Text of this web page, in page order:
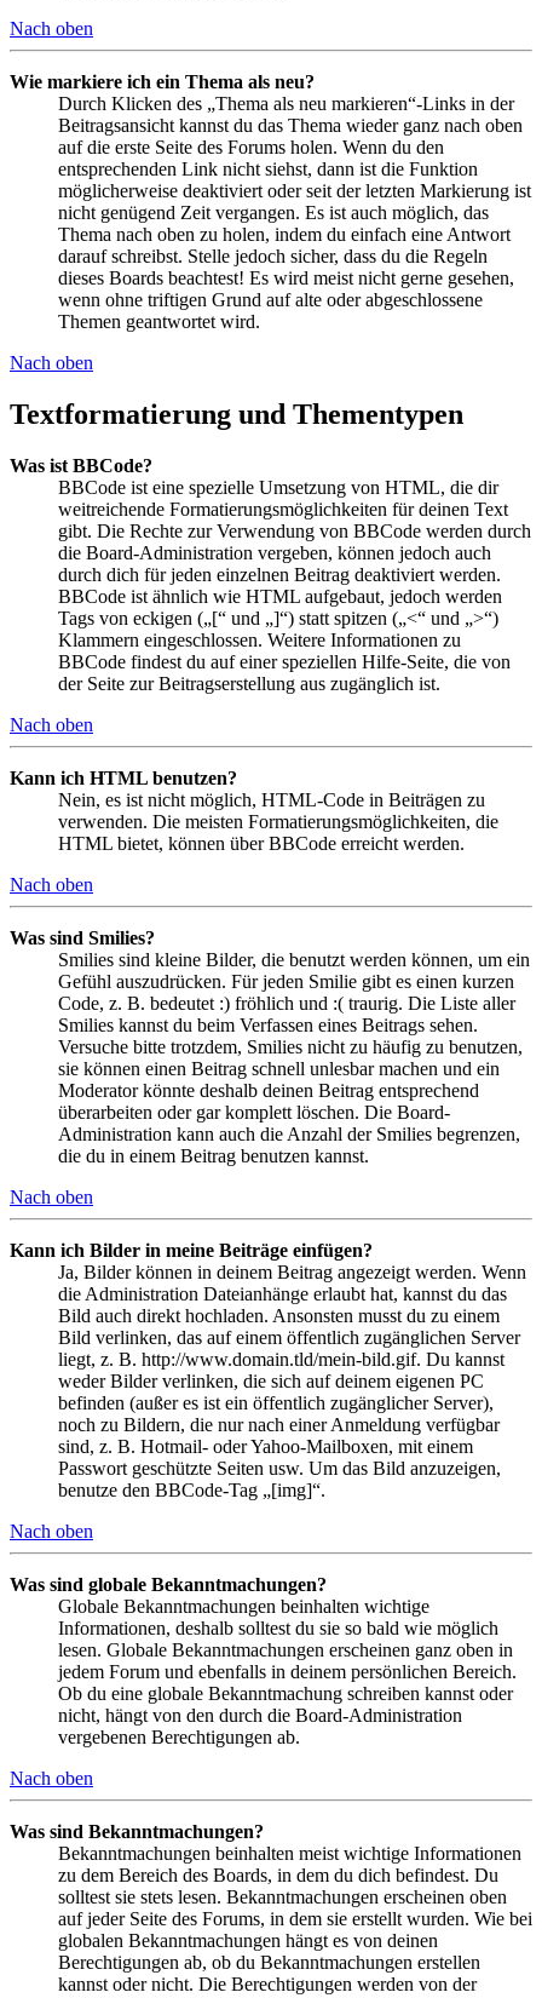
Nach oben
Wie markiere ich ein Thema als neu?
Durch Klicken des „Thema als neu markieren“-Links in der
Beitragsansicht kannst du das Thema wieder ganz nach oben
auf die erste Seite des Forums holen. Wenn du den
entsprechenden Link nicht siehst, dann ist die Funktion
möglicherweise deaktiviert oder seit der letzten Markierung ist
nicht genügend Zeit vergangen. Es ist auch möglich, das
Thema nach oben zu holen, indem du einfach eine Antwort
darauf schreibst. Stelle jedoch sicher, dass du die Regeln
dieses Boards beachtest! Es wird meist nicht gerne gesehen,
wenn ohne triftigen Grund auf alte oder abgeschlossene
Themen geantwortet wird.
Nach oben
Textformatierung und Thementypen
Was ist BBCode?
BBCode ist eine spezielle Umsetzung von HTML, die dir
weitreichende Formatierungsmöglichkeiten für deinen Text
gibt. Die Rechte zur Verwendung von BBCode werden durch
die Board-Administration vergeben, können jedoch auch
durch dich für jeden einzelnen Beitrag deaktiviert werden.
BBCode ist ähnlich wie HTML aufgebaut, jedoch werden
Tags von eckigen („[“ und „]“) statt spitzen („<“ und „>“)
Klammern eingeschlossen. Weitere Informationen zu
BBCode findest du auf einer speziellen Hilfe-Seite, die von
der Seite zur Beitragserstellung aus zugänglich ist.
Nach oben
Kann ich HTML benutzen?
Nein, es ist nicht möglich, HTML-Code in Beiträgen zu
verwenden. Die meisten Formatierungsmöglichkeiten, die
HTML bietet, können über BBCode erreicht werden.
Nach oben
Was sind Smilies?
Smilies sind kleine Bilder, die benutzt werden können, um ein
Gefühl auszudrücken. Für jeden Smilie gibt es einen kurzen
Code, z. B. bedeutet :) fröhlich und :( traurig. Die Liste aller
Smilies kannst du beim Verfassen eines Beitrags sehen.
Versuche bitte trotzdem, Smilies nicht zu häufig zu benutzen,
sie können einen Beitrag schnell unlesbar machen und ein
Moderator könnte deshalb deinen Beitrag entsprechend
überarbeiten oder gar komplett löschen. Die Board-
Administration kann auch die Anzahl der Smilies begrenzen,
die du in einem Beitrag benutzen kannst.
Nach oben
Kann ich Bilder in meine Beiträge einfügen?
Ja, Bilder können in deinem Beitrag angezeigt werden. Wenn
die Administration Dateianhänge erlaubt hat, kannst du das
Bild auch direkt hochladen. Ansonsten musst du zu einem
Bild verlinken, das auf einem öffentlich zugänglichen Server
liegt, z. B. http://www.domain.tld/mein-bild.gif. Du kannst
weder Bilder verlinken, die sich auf deinem eigenen PC
befinden (außer es ist ein öffentlich zugänglicher Server),
noch zu Bildern, die nur nach einer Anmeldung verfügbar
sind, z. B. Hotmail- oder Yahoo-Mailboxen, mit einem
Passwort geschützte Seiten usw. Um das Bild anzuzeigen,
benutze den BBCode-Tag „[img]“.
Nach oben
Was sind globale Bekanntmachungen?
Globale Bekanntmachungen beinhalten wichtige
Informationen, deshalb solltest du sie so bald wie möglich
lesen. Globale Bekanntmachungen erscheinen ganz oben in
jedem Forum und ebenfalls in deinem persönlichen Bereich.
Ob du eine globale Bekanntmachung schreiben kannst oder
nicht, hängt von den durch die Board-Administration
vergebenen Berechtigungen ab.
Nach oben
Was sind Bekanntmachungen?
Bekanntmachungen beinhalten meist wichtige Informationen
zu dem Bereich des Boards, in dem du dich befindest. Du
solltest sie stets lesen. Bekanntmachungen erscheinen oben
auf jeder Seite des Forums, in dem sie erstellt wurden. Wie bei
globalen Bekanntmachungen hängt es von deinen
Berechtigungen ab, ob du Bekanntmachungen erstellen
kannst oder nicht. Die Berechtigungen werden von der